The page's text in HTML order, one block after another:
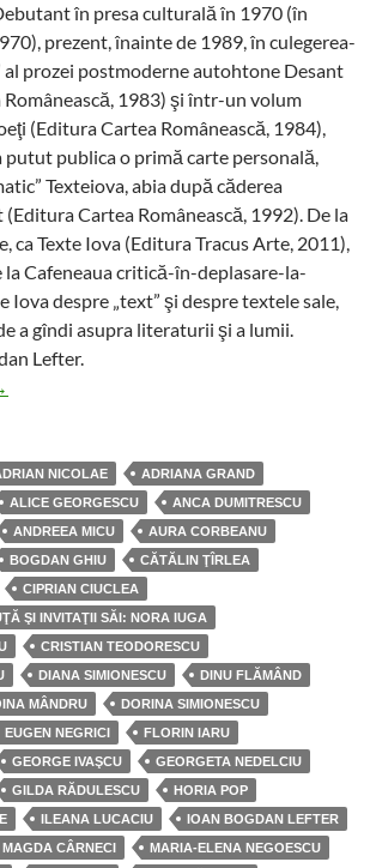
în presa culturală în 1970 (în
prezent, înainte de 1989, în culegerea-
al prozei postmoderne autohtone Desant
Românească, 1983) şi într-un volum
(Editura Cartea Românească, 1984),
putut publica o primă carte personală,
Texteiova, abia după căderea
Cartea Românească, 1992). De la
ca Texte Iova (Editura Tracus Arte, 2011),
la Cafeneaua critică-în-deplasare-la-
Iova despre „text” şi despre textele sale,
a gîndi asupra literaturii şi a lumii.
Lefter.
Iova la Cafeneaua Critica
NICOLAE
ADRIANA GRAND
ALICE GEORGESCU
ANCA DUMITRESCU
ANDREEA MICU
AURA CORBEANU
BOGDAN GHIU
CĂTĂLIN ŢÎRLEA
CIPRIAN CIUCLEA
ŞI INVITAŢII SĂI: NORA IUGA
CRISTIAN TEODORESCU
DIANA SIMIONESCU
DINU FLĂMÂND
MÂNDRU
DORINA SIMIONESCU
EUGEN NEGRICI
FLORIN IARU
GEORGE IVAŞCU
GEORGETA NEDELCIU
GILDA RĂDULESCU
HORIA POP
ILEANA LUCACIU
IOAN BOGDAN LEFTER
MAGDA CÂRNECI
MARIA-ELENA NEGOESCU